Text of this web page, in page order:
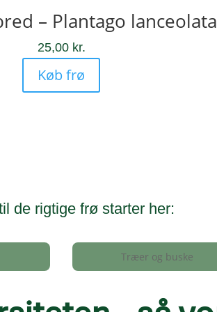
– Plantago lanceolata
25,00 kr.
Køb frø
de rigtige frø starter her:
Træer og buske